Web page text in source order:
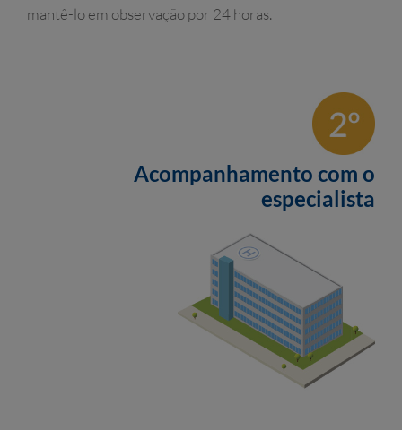
mantê-lo em observação por 24 horas.
Acompanhamento com o
especialista